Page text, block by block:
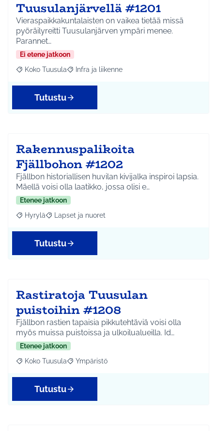
Tuusulanjärvellä #1201
Vieraspaikkakuntalaisten on vaikea tietää missä
pyöräilyreitti Tuusulanjärven ympäri menee.
Parannet…
Ei etene jatkoon
Rajaa tulokset aihepiirin mukaan: Koko Tuusula
Koko Tuusula Rajaa tulokset teeman mukaan: Infra ja liikenne
Infra ja liikenne
Tutustu
Rakennuspalikoita
Fjällbohon #1202
Fjällbon historiallisen huvilan kivijalka inspiroi lapsia.
Mäellä voisi olla laatikko, jossa olisi e…
Etenee jatkoon
Rajaa tulokset aihepiirin mukaan: Hyrylä
Hyrylä Rajaa tulokset teeman mukaan: Lapset ja nuoret
Lapset ja nuoret
Tutustu
Rastiratoja Tuusulan
puistoihin #1208
Fjällbon rastien tapaisia pikkutehtäviä voisi olla
myös muissa puistoissa ja ulkoilualueilla. Id…
Etenee jatkoon
Rajaa tulokset aihepiirin mukaan: Koko Tuusula
Koko Tuusula Rajaa tulokset teeman mukaan: Ympäristö
Ympäristö
Tutustu